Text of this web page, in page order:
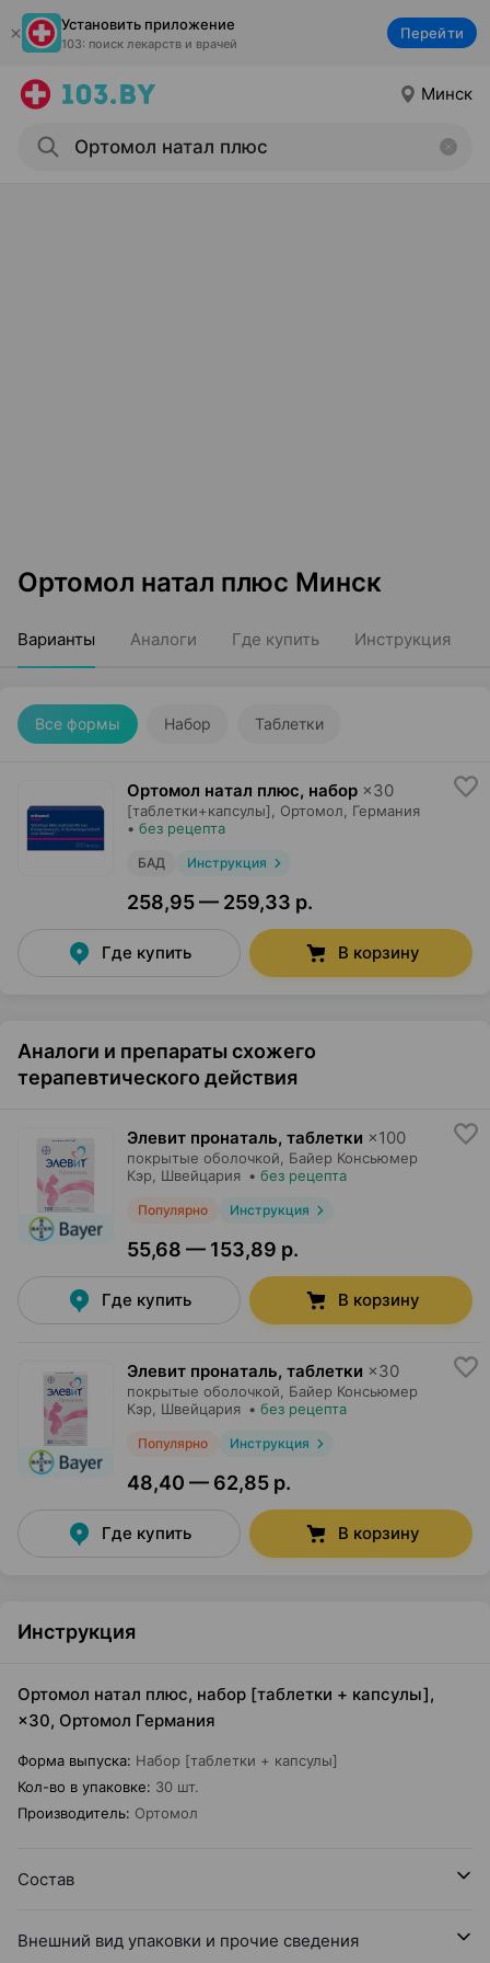
Установить приложение
103: поиск лекарств и врачей
Перейти
Минск
Ортомол натал плюс Минск
Варианты Аналоги Где купить Инструкция
Все формы Набор Таблетки
Ортомол натал плюс, набор ×30
[таблетки+капсулы], Ортомол , Германия
• без рецепта
БАД Инструкция
258,95 — 259,33 р.
Где купить В корзину
Аналоги и препараты схожего
терапевтического действия
Элевит пронаталь, таблетки ×100
покрытые оболочкой,
Байер Консьюмер
Кэр , Швейцария • без рецепта
Популярно Инструкция
55,68 — 153,89 р.
Где купить В корзину
Элевит пронаталь, таблетки ×30
покрытые оболочкой,
Байер Консьюмер
Кэр , Швейцария • без рецепта
Популярно Инструкция
48,40 — 62,85 р.
Где купить В корзину
Инструкция
Ортомол натал плюс, набор [таблетки + капсулы],
×30, Ортомол Германия
Форма выпуска: Набор [таблетки + капсулы]
Кол-во в упаковке: 30 шт.
Производитель: Ортомол
Состав
Внешний вид упаковки и прочие сведения